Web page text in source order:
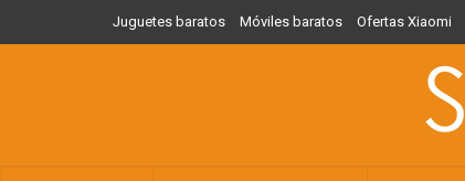
Juguetes baratos Móviles baratos Ofertas Xiaomi